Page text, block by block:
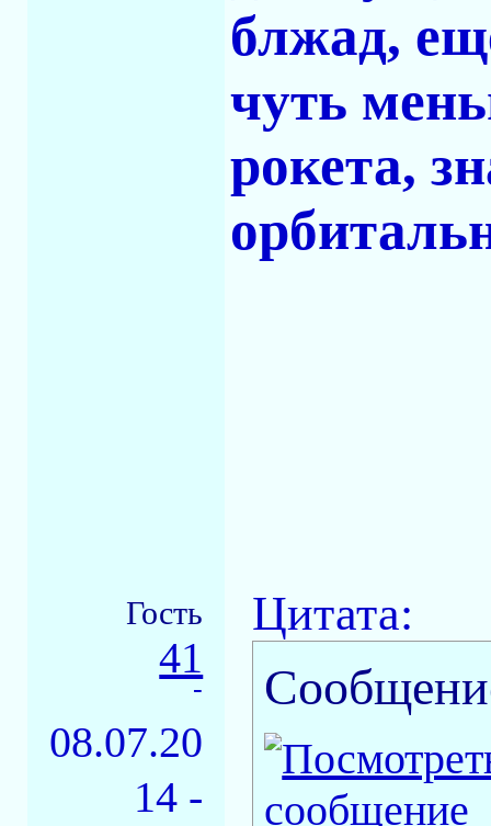
блжад,
чуть
рокета,
Гость
41
-
08.07.20
14 -
Цитата: